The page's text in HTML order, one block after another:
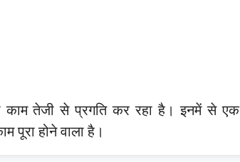
काम तेजी से प्रगति कर रहा है। इनमें से एक
पूरा होने वाला है।